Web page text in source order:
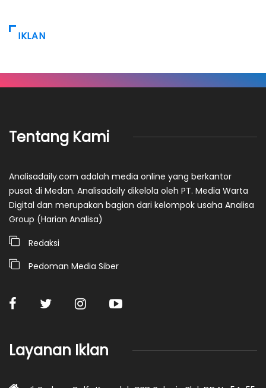
IKLAN
Tentang Kami
Analisadaily.com adalah media online yang berkantor
pusat di Medan. Analisadaily dikelola oleh PT. Media Warta
Digital dan merupakan bagian dari kelompok usaha Analisa
Group (Harian Analisa)
Redaksi
Pedoman Media Siber
Layanan Iklan